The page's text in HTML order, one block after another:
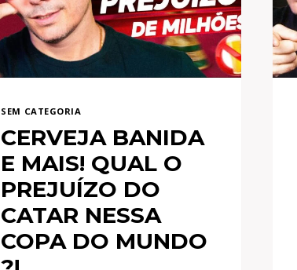
SEM CATEGORIA
CERVEJA BANIDA
E MAIS! QUAL O
PREJUÍZO DO
CATAR NESSA
COPA DO MUNDO